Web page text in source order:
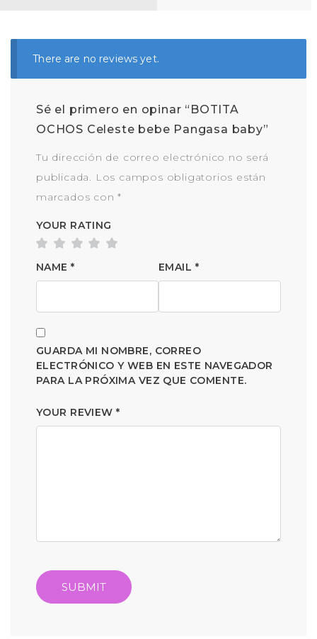
There are no reviews yet.
Sé el primero en opinar “BOTITA
OCHOS Celeste bebe Pangasa baby”
Tu dirección de correo electrónico no será
publicada.
Los campos obligatorios están
marcados con*
YOUR RATING
YOUR REVIEW*
NAME* EMAIL *
GUARDA MI NOMBRE, CORREO
ELECTRÓNICO Y WEB EN ESTE NAVEGADOR
PARA LA PRÓXIMA VEZ QUE COMENTE.